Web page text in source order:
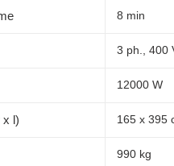
8 min
3 ph., 400
12000 W
x l) 165 x 395
990 kg